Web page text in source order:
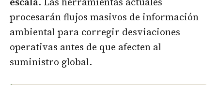
procesarán flujos masivos de información
ambiental para corregir desviaciones
operativas antes de que afecten al
suministro global.